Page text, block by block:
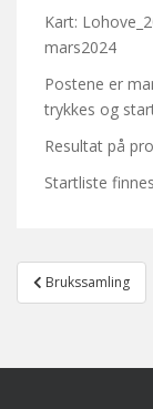
Kart:
mars2024
Postene er
trykkes og
Resultat på
Startliste finnes
Post
navigation
Brukssamling